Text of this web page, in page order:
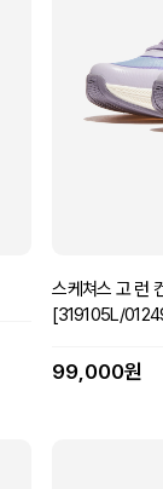
스케쳐스 고 런
[319105L/
99,000원